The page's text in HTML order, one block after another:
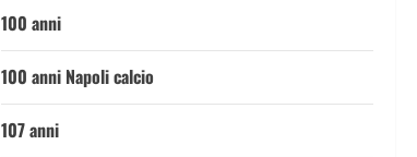
100 anni
100 anni Napoli calcio
107 anni